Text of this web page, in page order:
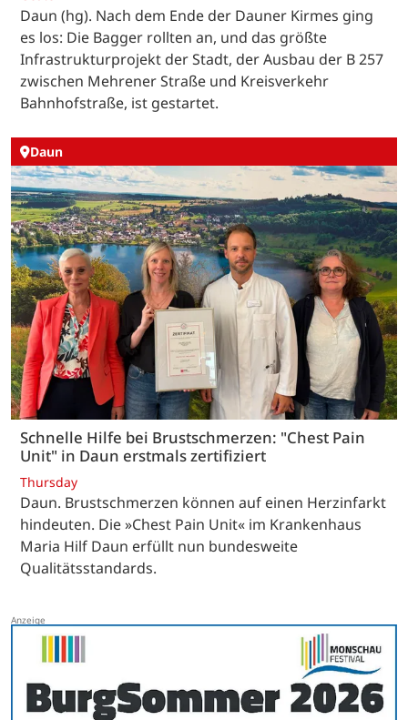
Daun (hg). Nach dem Ende der Dauner Kirmes ging
es los: Die Bagger rollten an, und das größte
Infrastrukturprojekt der Stadt, der Ausbau der B 257
zwischen Mehrener Straße und Kreisverkehr
Bahnhofstraße, ist gestartet.
Daun
Schnelle Hilfe bei Brustschmerzen: "Chest Pain
Unit" in Daun erstmals zertifiziert
Thursday
Daun. Brustschmerzen können auf einen Herzinfarkt
hindeuten. Die »Chest Pain Unit« im Krankenhaus
Maria Hilf Daun erfüllt nun bundesweite
Qualitätsstandards.